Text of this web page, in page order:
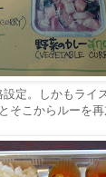
定。しかもライ
そこからルーを